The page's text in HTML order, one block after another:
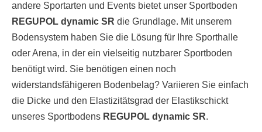
andere Sportarten und Events bietet unser Sportboden
REGUPOL dynamic SR die Grundlage. Mit unserem
Bodensystem haben Sie die Lösung für Ihre Sporthalle
oder Arena, in der ein vielseitig nutzbarer Sportboden
benötigt wird. Sie benötigen einen noch
widerstandsfähigeren Bodenbelag? Variieren Sie einfach
die Dicke und den Elastizitätsgrad der Elastikschickt
unseres Sportbodens REGUPOL dynamic SR.